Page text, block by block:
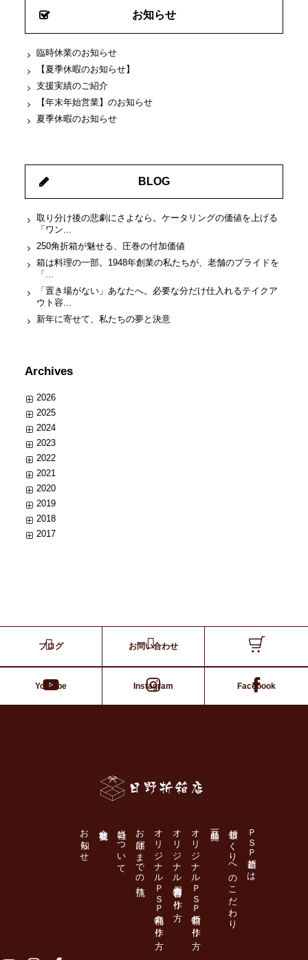
お知らせ
臨時休業のお知らせ
【夏季休暇のお知らせ】
支援実績のご紹介
【年末年始営業】のお知らせ
夏季休暇のお知らせ
BLOG
取り分け後の悲劇にさよなら。ケータリングの価値を上げる
「ワン...
250角折箱が魅せる、圧巻の付加価値
箱は料理の一部。1948年創業の私たちが、老舗のプライドを
「...
「置き場がない」あなたへ。必要な分だけ仕入れるテイクア
ウト容...
新年に寄せて、私たちの夢と決意
Archives
2026
2025
2024
2023
2022
2021
2020
2019
2018
2017
ブログ お問い合わせ
Youtube Instagram Facebook
ＰＳＰ折箱とは
折箱づくりへのこだわり
オリジナルＰＳＰ折箱の作り方
オリジナル個食容器の作り方
オリジナルＰＳＰ丸桶の作り方
お届けまでの流れ
当社について
お知らせ